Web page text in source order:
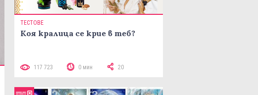
ТЕСТОВЕ
Коя кралица се крие в теб?
117 723 0 мин 20